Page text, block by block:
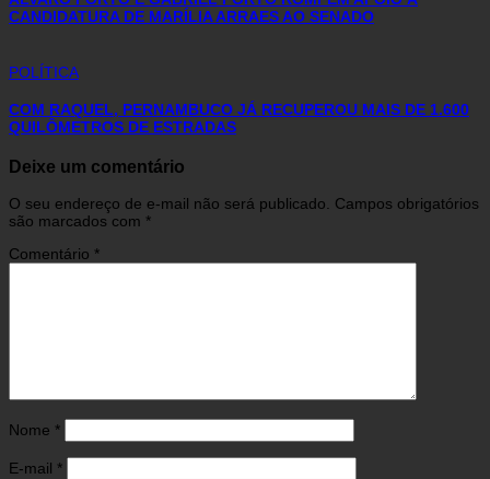
CANDIDATURA DE MARÍLIA ARRAES AO SENADO
POLÍTICA
COM RAQUEL, PERNAMBUCO JÁ RECUPEROU MAIS DE 1.600
QUILÔMETROS DE ESTRADAS
Deixe um comentário
O seu endereço de e-mail não será publicado. Campos obrigatórios
são marcados com *
Comentário *
Nome *
E-mail *